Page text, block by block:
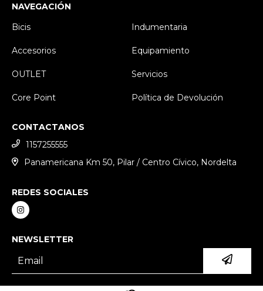
NAVEGACIÓN
Bicis
Indumentaria
Accesorios Equipamiento
OUTLET Servicios
Core Point Política de Devolución
CONTACTANOS
1157255555
Panamericana Km 50, Pilar / Centro Cívico, Nordelta
REDES SOCIALES
NEWSLETTER